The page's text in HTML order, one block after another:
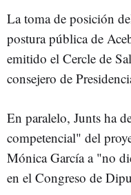
La toma de posición
postura pública de
emitido el Cercle de
consejero de
En paralelo, Junts ha
competencial" del
Mónica García a "no
en el Congreso de